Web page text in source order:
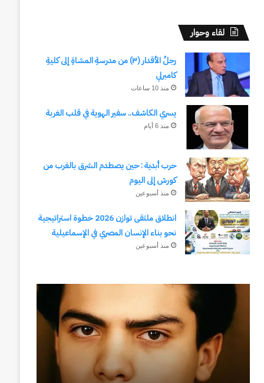
لقاء وحوار
رجلُ الأقدار (٣) من مدرسةِ المشاةِ إلى كليةِ
كامبرلي
منذ 10 ساعات
يسري الكاشف.. سفير الهوية في قلب الغربة
منذ 6 أيام
حرب أبدية : حين يصطدم الشرق بالغرب من
كورش إلى اليوم
منذ أسبوعين
انطلاق ملتقى توازن 2026 خطوة استراتيجية
نحو بناء الإنسان المصري في الإسماعيلية
منذ أسبوعين
مدرسةِ